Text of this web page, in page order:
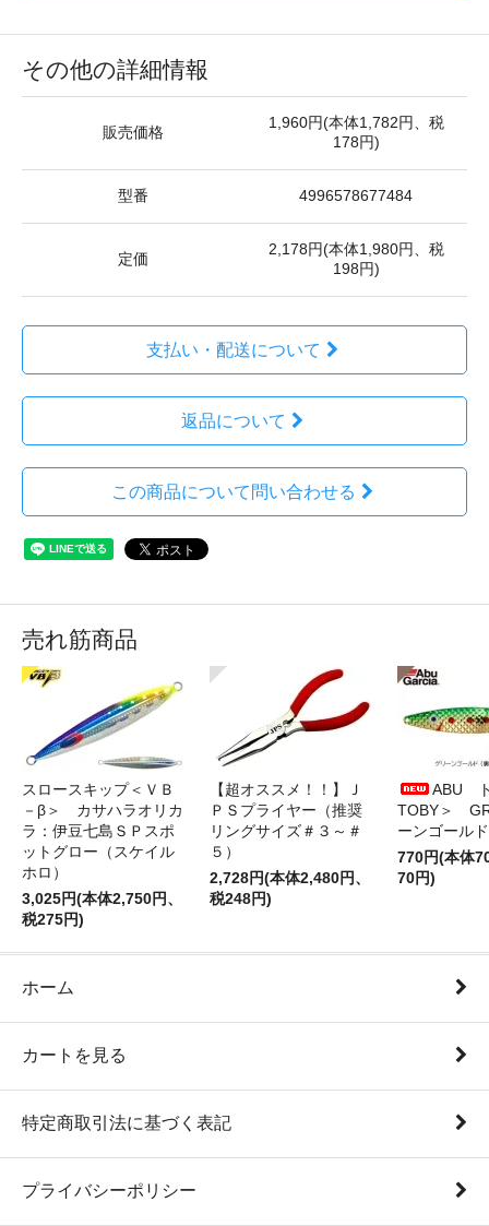
その他の詳細情報
販売価格
1,960円(本体1,782円、税
178円)
型番 4996578677484
定価
2,178円(本体1,980円、税
198円)
支払い・配送について
返品について
この商品について問い合わせる
売れ筋商品
スロースキップ＜ＶＢ
－β＞ カサハラオリカ
ラ：伊豆七島ＳＰスポ
ットグロー（スケイル
ホロ）
3,025円(本体2,750円、
税275円)
【超オススメ！！】Ｊ
ＰＳプライヤー（推奨
リングサイズ＃３～＃
５）
2,728円(本体2,480円、
税248円)
ABU
TOBY＞
ーンゴールド
770円(本体
70円)
ホーム
カートを見る
特定商取引法に基づく表記
プライバシーポリシー